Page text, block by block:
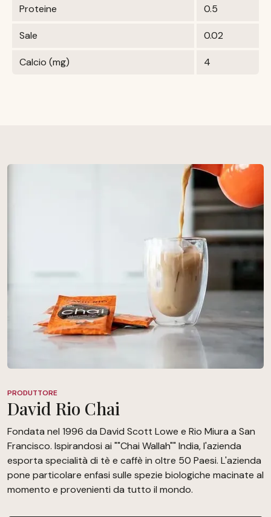
Proteine 0.5
Sale 0.02
Calcio (mg) 4
PRODUTTORE
David Rio Chai
Fondata nel 1996 da David Scott Lowe e Rio Miura a San
Francisco. Ispirandosi ai ""Chai Wallah"" India, l'azienda
esporta specialità di tè e caffè in oltre 50 Paesi. L'azienda
pone particolare enfasi sulle spezie biologiche macinate al
momento e provenienti da tutto il mondo.